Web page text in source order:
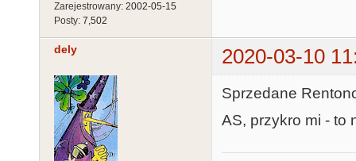
Zarejestrowany: 2002-05-15
Posty: 7,502
dely 2020-03-10
Sprzedane
AS, przykro mi - to